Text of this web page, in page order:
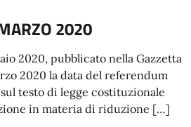
2020
2020, pubblicato nella Gazzetta
2020 la data del referendum
testo di legge costituzionale
in materia di riduzione […]